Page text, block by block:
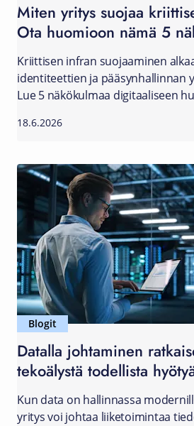
Miten yritys suojaa
Ota huomioon nämä 5
Kriittisen infran suojaaminen
identiteettien ja pääsynhallinnan
Lue 5 näkökulmaa digitaaliseen
18.6.2026
Blogit
Datalla johtaminen
tekoälystä todellista
Kun data on hallinnassa
yritys voi johtaa liiketoimintaa